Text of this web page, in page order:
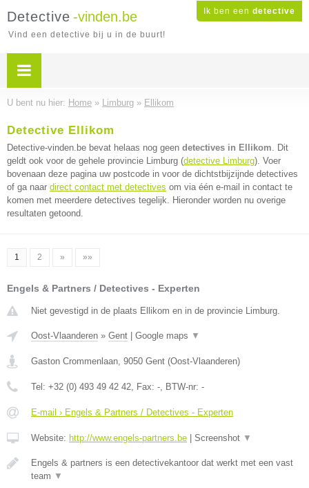
Ik ben een detective
Detective -vinden.be
Vind een detective bij u in de buurt!
U bent nu hier: Home » Limburg » Ellikom
Detective Ellikom
Detective-vinden.be bevat helaas nog geen detectives in Ellikom. Dit
geldt ook voor de gehele provincie Limburg (detective Limburg). Voer
bovenaan deze pagina uw postcode in voor de dichtstbijzijnde detectives
of ga naar direct contact met detectives om via één e-mail in contact te
komen met meerdere detectives tegelijk. Hieronder worden nu overige
resultaten getoond.
1 2 » »»
Engels & Partners / Detectives - Experten
Niet gevestigd in de plaats Ellikom en in de provincie Limburg.
Oost-Vlaanderen » Gent Google maps ▼
Gaston Crommenlaan, 9050 Gent (Oost-Vlaanderen)
Tel: +32 (0) 493 49 42 42, Fax: -, BTW-nr: -
E-mail › Engels & Partners / Detectives - Experten
Website: http://www.engels-partners.be Screenshot ▼
Engels & partners is een detectivekantoor dat werkt met een vast
team ▼